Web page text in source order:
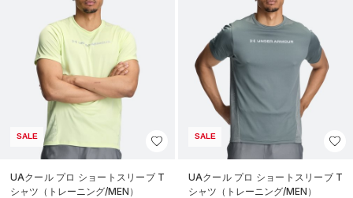
SALE
UAクール プロ ショートスリーブ T
シャツ（トレーニング/MEN）
SALE
UAクール プロ ショートスリーブ T
シャツ（トレーニング/MEN）